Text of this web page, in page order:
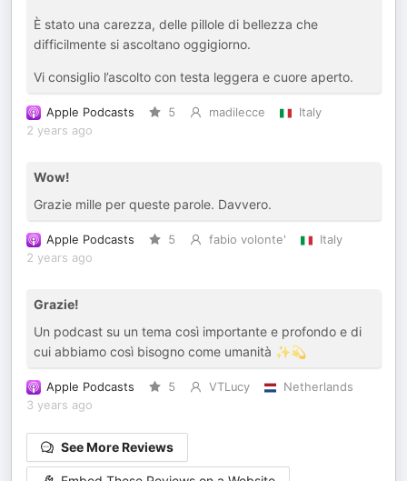
È stato una carezza, delle pillole di bellezza che
difficilmente si ascoltano oggigiorno.
Vi consiglio l’ascolto con testa leggera e cuore aperto.
Apple Podcasts 5 madilecce
Italy
2 years ago
Wow!
Grazie mille per queste parole. Davvero.
Apple Podcasts 5 fabio volonte'
Italy
2 years ago
Grazie!
Un podcast su un tema così importante e profondo e di
cui abbiamo così bisogno come umanità ✨💫
Apple Podcasts 5 VTLucy
Netherlands
3 years ago
See More Reviews